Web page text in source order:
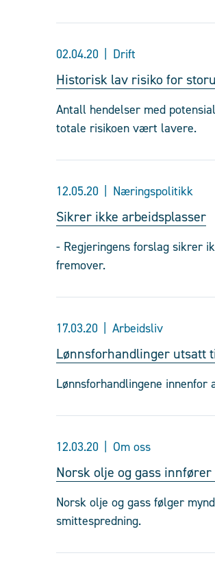
02.04.20 Drift
Historisk lav risiko for
Antall hendelser med
totale risikoen vært lavere.
12.05.20 Næringspolitikk
Sikrer ikke arbeidsplasser
- Regjeringens forslag sikrer
fremover.
17.03.20 Arbeidsliv
Lønnsforhandlinger utsatt
Lønnsforhandlingene
12.03.20 Om oss
Norsk olje og gass
Norsk olje og gass følger
smittespredning.